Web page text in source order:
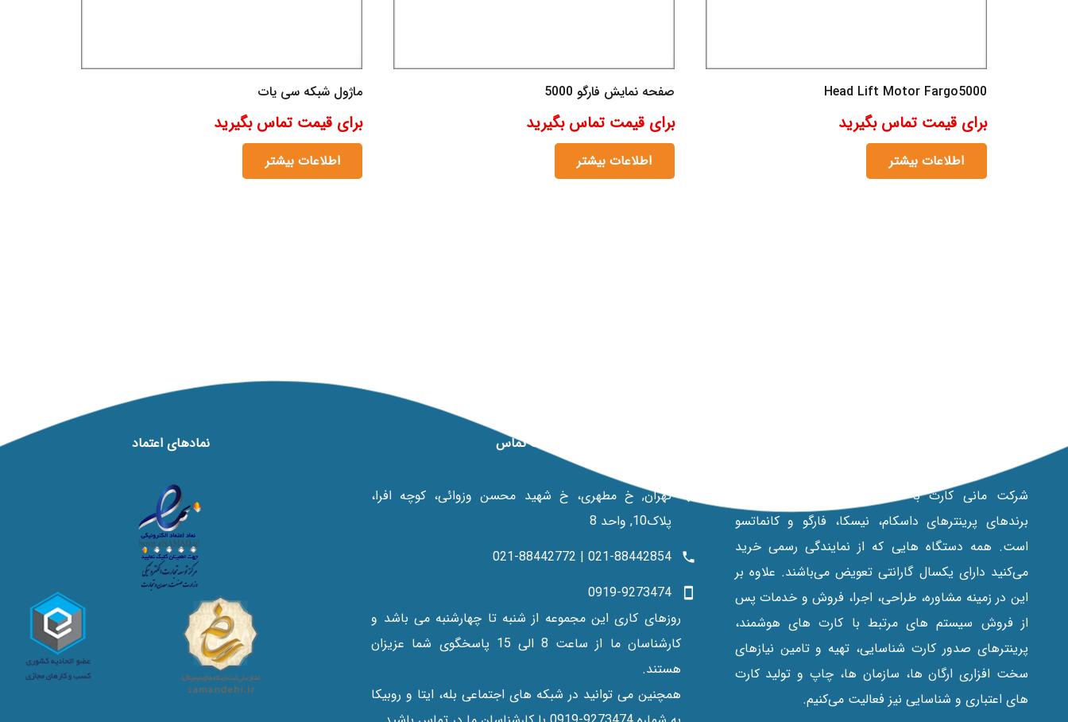
Head Lift Motor Fargo5000
برای قیمت تماس بگیرید
اطلاعات بیشتر
صفحه نمایش فارگو 5000
برای قیمت تماس بگیرید
اطلاعات بیشتر
ماژول شبکه سی یات
برای قیمت تماس بگیرید
اطلاعات بیشتر
برندهای پرینترهای داسکام، نیسکا، فارگو و کانماتسو
است. همه دستگاه‌ هایی که از نمایندگی رسمی خرید
می‌کنید دارای یکسال گارانتی تعویض می‌باشند. علاوه بر
این در زمينه مشاوره، طراحی، اجرا، فروش و خدمات پس
از فروش سیستم های مرتبط با کارت های هوشمند،
پرينترهای صدور کارت شناسایی، تهیه و تامین نیازهای
سخت افزاری ارگان ها، سازمان ها، چاپ و تولید کارت
های اعتباری و شناسایی نیز فعالیت می‌کنیم.
اطلاعات تماس
تهران, خ مطهری، خ شهید محسن وزوائی، کوچه افرا،
پلاک10, واحد 8
021-88442854 | 021-88442772
0919-9273474
روزهای کاری این مجموعه از شنبه تا چهارشنبه می باشد و
کارشناسان ما از ساعت 8 الی 15 پاسخگوی شما عزیزان
هستند.
همچنین می توانید در شبکه های اجتماعی بله، ایتا و روبیکا
نماد‌های اعتماد